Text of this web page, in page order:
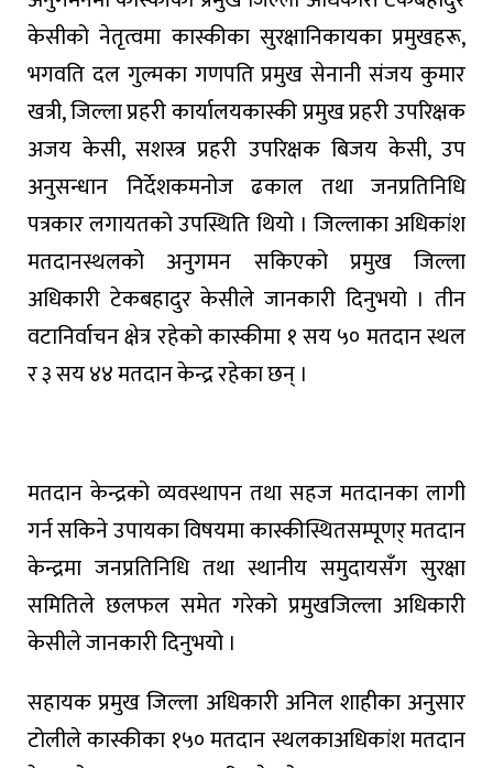
केसीको नेतृत्वमा कास्कीका सुरक्षानिकायका प्रमुखहरू,
भगवति दल गुल्मका गणपति प्रमुख सेनानी संजय कुमार
खत्री,जिल्लाप्रहरीकार्यालयकास्कीप्रमुखप्रहरीउपरिक्षक
अजय केसी,सशस्त्र प्रहरी उपरिक्षक बिजय केसी,उप
अनुसन्धान निर्देशकमनोज ढकाल तथा जनप्रतिनिधि
पत्रकारलगायतकोउपस्थितिथियो । जिल्लाकाअधिकांश
मतदानस्थलको अनुगमन सकिएको प्रमुख जिल्ला
अधिकारी टेकबहादुर केसीले जानकारी दिनुभयो । तीन
वटानिर्वाचनक्षेत्ररहेकोकास्कीमा १सय५० मतदानस्थल
र३सय४४मतदानकेन्द्ररहेकाछन् ।
मतदान केन्द्रको व्यवस्थापन तथा सहज मतदानका लागी
गर्नसकिनेउपायकाविषयमाकास्कीस्थितसम्पूणर्मतदान
केन्द्रमा जनप्रतिनिधि तथा स्थानीय समुदायसँग सुरक्षा
समितिले छलफल समेत गरेको प्रमुखजिल्ला अधिकारी
केसीलेजानकारीदिनुभयो ।
सहायकप्रमुखजिल्ला अधिकारीअनिलशाहीकाअनुसार
टोलीलेकास्कीका १५०मतदानस्थलकाअधिकांशमतदान